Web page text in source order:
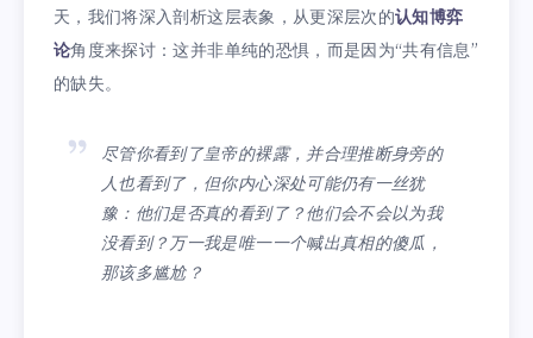
天，我们将深入剖析这层表象，从更深层次的认知博弈
论角度来探讨：这并非单纯的恐惧，而是因为“共有信息”
的缺失。
尽管你看到了皇帝的裸露，并合理推断身旁的
人也看到了，但你内心深处可能仍有一丝犹
豫：他们是否真的看到了？他们会不会以为我
没看到？万一我是唯一一个喊出真相的傻瓜，
那该多尴尬？